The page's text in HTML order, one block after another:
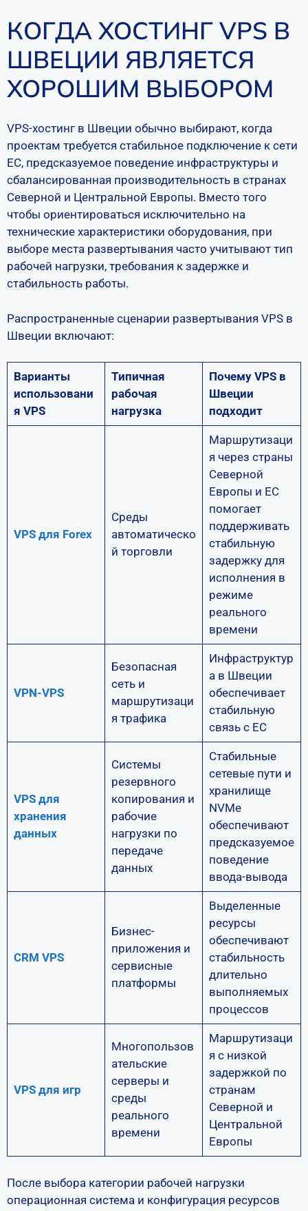
КОГДА ХОСТИНГ VPS В
ШВЕЦИИ ЯВЛЯЕТСЯ
ХОРОШИМ ВЫБОРОМ
VPS-хостинг в Швеции обычно выбирают, когда
проектам требуется стабильное подключение к сети
ЕС, предсказуемое поведение инфраструктуры и
сбалансированная производительность в странах
Северной и Центральной Европы. Вместо того
чтобы ориентироваться исключительно на
технические характеристики оборудования, при
выборе места развертывания часто учитывают тип
рабочей нагрузки, требования к задержке и
стабильность работы.
Распространенные сценарии развертывания VPS в
Швеции включают:
Варианты
использовани
я VPS
Типичная
рабочая
нагрузка
Почему VPS в
Швеции
подходит
VPS для Forex
Среды
автоматическо
й торговли
Маршрутизаци
я через страны
Северной
Европы и ЕС
помогает
поддерживать
стабильную
задержку для
исполнения в
режиме
реального
времени
VPN-VPS
Безопасная
сеть и
маршрутизаци
я трафика
Инфраструктур
а в Швеции
обеспечивает
стабильную
связь с ЕС
VPS для
хранения
данных
Системы
резервного
копирования и
рабочие
нагрузки по
передаче
данных
Стабильные
сетевые пути и
хранилище
NVMe
обеспечивают
предсказуемое
поведение
ввода-вывода
CRM VPS
Бизнес-
приложения и
сервисные
платформы
Выделенные
ресурсы
обеспечивают
стабильность
длительно
выполняемых
процессов
VPS для игр
Многопользов
ательские
серверы и
среды
реального
времени
Маршрутизаци
я с низкой
задержкой по
странам
Северной и
Центральной
Европы
После выбора категории рабочей нагрузки
операционная система и конфигурация ресурсов